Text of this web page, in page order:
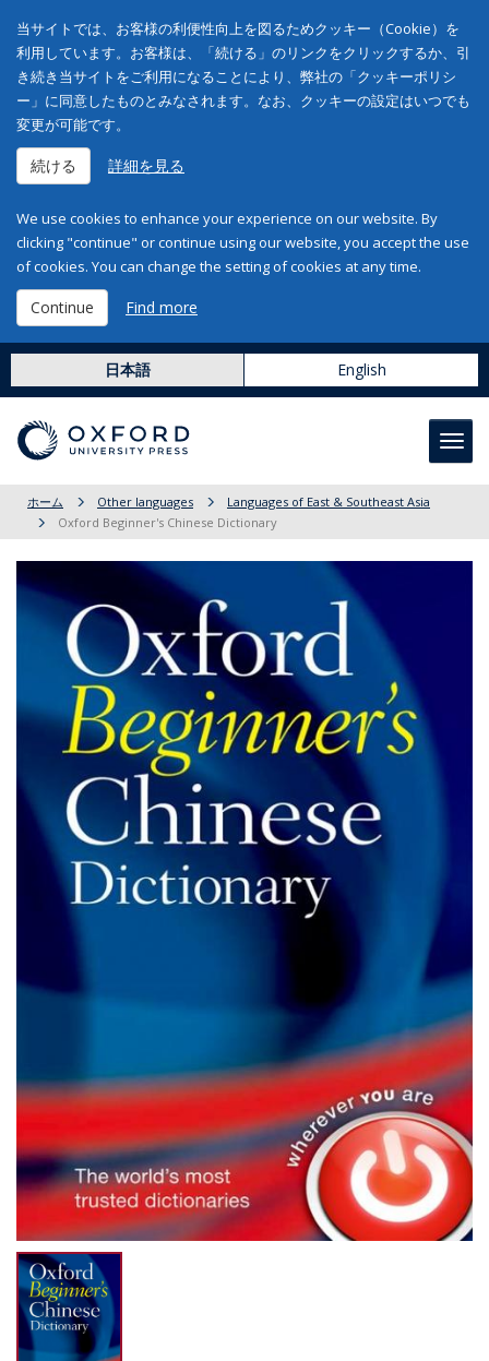
当サイトでは、お客様の利便性向上を図るためクッキー（Cookie）を
利用しています。お客様は、「続ける」のリンクをクリックするか、引
き続き当サイトをご利用になることにより、弊社の「クッキーポリシ
ー」に同意したものとみなされます。なお、クッキーの設定はいつでも
変更が可能です。
続ける 詳細を見る
We use cookies to enhance your experience on our website. By
clicking "continue" or continue using our website, you accept the use
of cookies. You can change the setting of cookies at any time.
Continue Find more
日本語 English
ホーム Other languages
Languages of East & Southeast Asia
Oxford Beginner's Chinese Dictionary